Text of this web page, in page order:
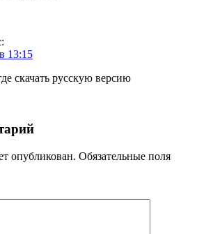
:
13:15
скачать русскую версию
опубликован. Обязательные поля